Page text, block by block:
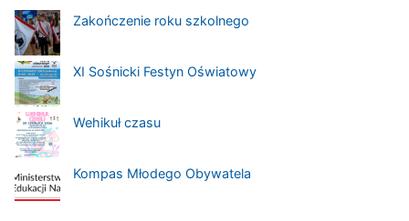
Zakończenie roku szkolnego
XI Sośnicki Festyn Oświatowy
Wehikuł czasu
Kompas Młodego Obywatela